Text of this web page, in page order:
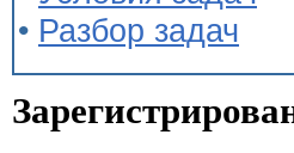
• Разбор задач